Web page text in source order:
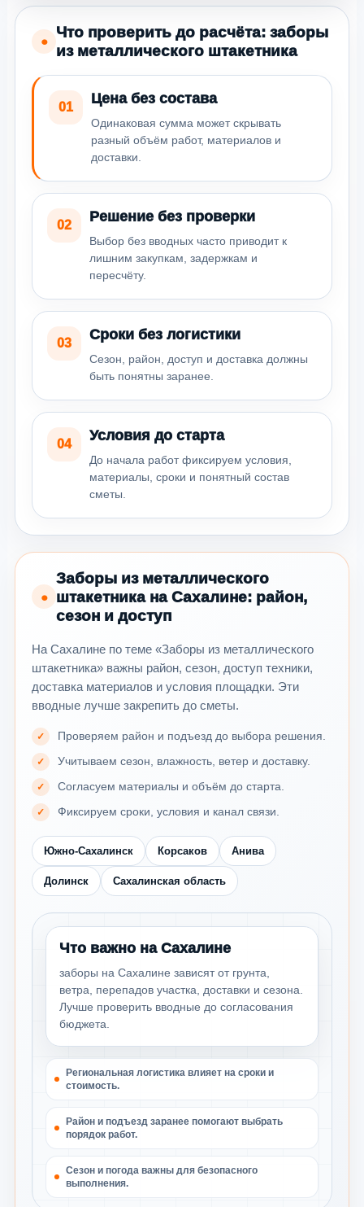
●
Что проверить до расчёта: заборы
из металлического штакетника
01
Цена без состава
Одинаковая сумма может скрывать
разный объём работ, материалов и
доставки.
02
Решение без проверки
Выбор без вводных часто приводит к
лишним закупкам, задержкам и
пересчёту.
03
Сроки без логистики
Сезон, район, доступ и доставка должны
быть понятны заранее.
04
Условия до старта
До начала работ фиксируем условия,
материалы, сроки и понятный состав
сметы.
●
Заборы из металлического
штакетника на Сахалине: район,
сезон и доступ
На Сахалине по теме «Заборы из металлического
штакетника» важны район, сезон, доступ техники,
доставка материалов и условия площадки. Эти
вводные лучше закрепить до сметы.
Проверяем район и подъезд до выбора решения.
Учитываем сезон, влажность, ветер и доставку.
Согласуем материалы и объём до старта.
Фиксируем сроки, условия и канал связи.
Южно-Сахалинск Корсаков Анива
Долинск Сахалинская область
Что важно на Сахалине
заборы на Сахалине зависят от грунта,
ветра, перепадов участка, доставки и сезона.
Лучше проверить вводные до согласования
бюджета.
Региональная логистика влияет на сроки и
стоимость.
Район и подъезд заранее помогают выбрать
порядок работ.
Сезон и погода важны для безопасного
выполнения.